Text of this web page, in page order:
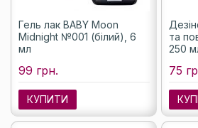
Гель лак BABY Moon
Midnight №001 (білий), 6
мл
99 грн.
КУПИТИ
та
250
75